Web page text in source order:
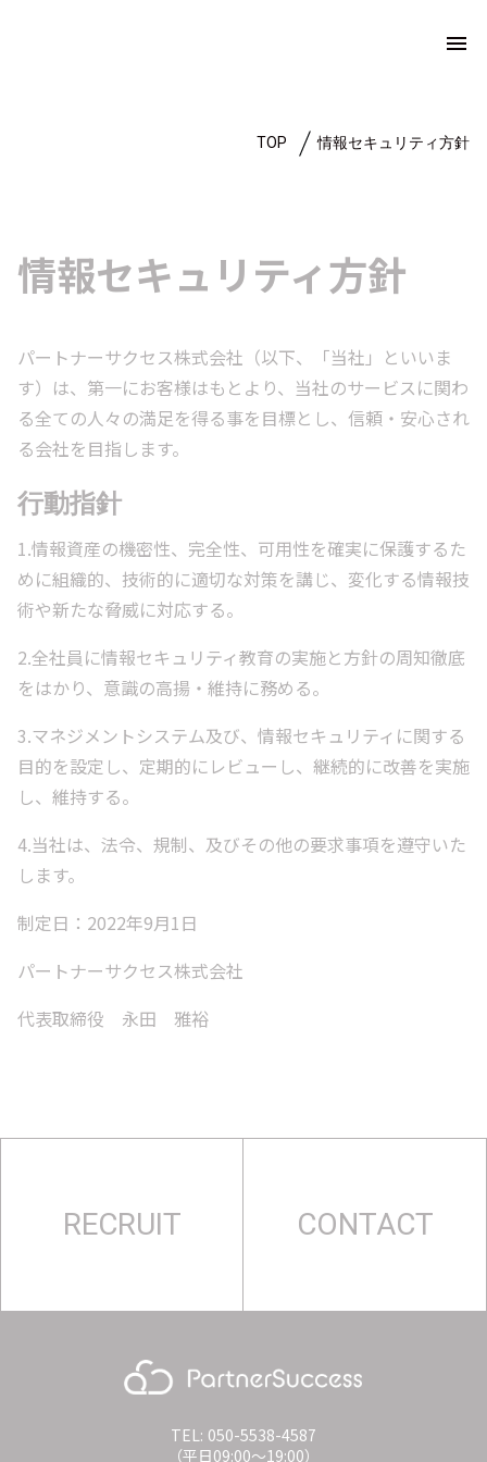
menu
TOP 情報セキュリティ方針
情報セキュリティ方針
パートナーサクセス株式会社（以下、「当社」といいま
す）は、第一にお客様はもとより、当社のサービスに関わ
る全ての人々の満足を得る事を目標とし、信頼・安心され
る会社を目指します。
行動指針
1.情報資産の機密性、完全性、可用性を確実に保護するた
めに組織的、技術的に適切な対策を講じ、変化する情報技
術や新たな脅威に対応する。
2.全社員に情報セキュリティ教育の実施と方針の周知徹底
をはかり、意識の高揚・維持に務める。
3.マネジメントシステム及び、情報セキュリティに関する
目的を設定し、定期的にレビューし、継続的に改善を実施
し、維持する。
4.当社は、法令、規制、及びその他の要求事項を遵守いた
します。
制定日：2022年9月1日
パートナーサクセス株式会社
代表取締役 永田 雅裕
RECRUIT CONTACT
TEL: 050-5538-4587
（平日09:00〜19:00）